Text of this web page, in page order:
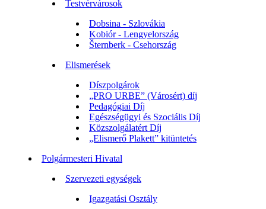
Testvérvárosok
Dobsina - Szlovákia
Kobiór - Lengyelország
Šternberk - Csehország
Elismerések
Díszpolgárok
„PRO URBE” (Városért) díj
Pedagógiai Díj
Egészségügyi és Szociális Díj
Közszolgálatért Díj
„Elismerő Plakett” kitüntetés
Polgármesteri Hivatal
Szervezeti egységek
Igazgatási Osztály